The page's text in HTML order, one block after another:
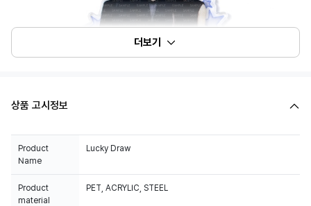
더보기
상품 고시정보
Product
Name
Lucky Draw
Product
material
PET, ACRYLIC, STEEL